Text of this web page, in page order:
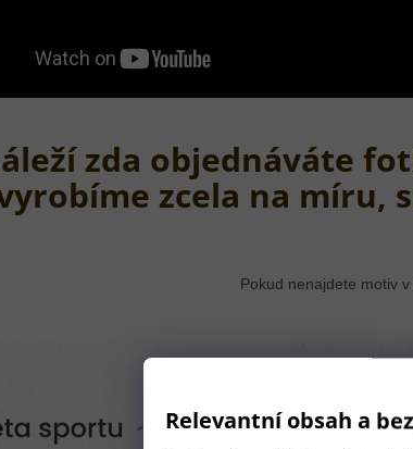
Relevantní obsah a
zda objednáváte
zcela na míru,
Pokud nenajdete motiv